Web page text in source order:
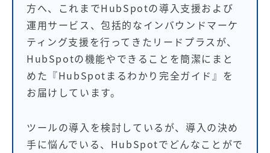
方へ、これまでHubSpotの導入支援および
運用サービス、包括的なインバウンドマーケ
ティング支援を行ってきたリードプラスが、
HubSpotの機能やできることを簡潔にまと
めた『HubSpotまるわかり完全ガイド』を
お届けしています。
ツールの導入を検討しているが、導入の決め
手に悩んでいる、HubSpotでどんなことがで